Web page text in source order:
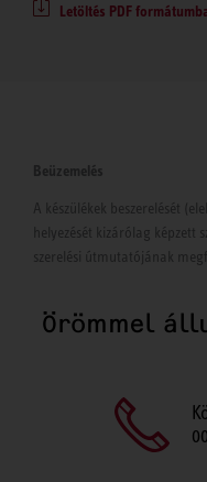
Letöltés PDF
Beüzemelés
A készülékek beszerelését
helyezését kizárólag képzett
szerelési útmutatójának
Örömmel